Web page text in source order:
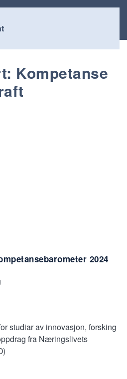
Kompetanse
2024
studiar av innovasjon, forsking
fra Næringslivets